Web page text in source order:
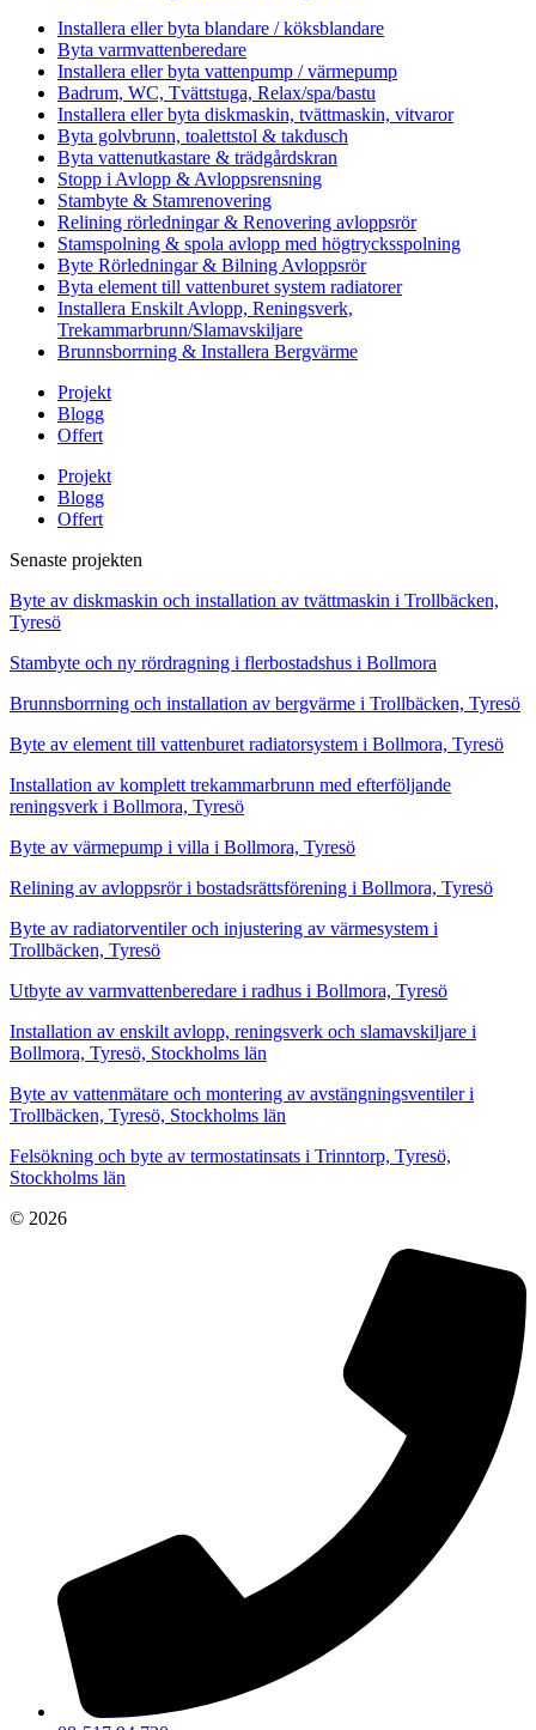
Installera eller byta blandare / köksblandare
Byta varmvattenberedare
Installera eller byta vattenpump / värmepump
Badrum, WC, Tvättstuga, Relax/spa/bastu
Installera eller byta diskmaskin, tvättmaskin, vitvaror
Byta golvbrunn, toalettstol & takdusch
Byta vattenutkastare & trädgårdskran
Stopp i Avlopp & Avloppsrensning
Stambyte & Stamrenovering
Relining rörledningar & Renovering avloppsrör
Stamspolning & spola avlopp med högtrycksspolning
Byte Rörledningar & Bilning Avloppsrör
Byta element till vattenburet system radiatorer
Installera Enskilt Avlopp, Reningsverk,
Trekammarbrunn/Slamavskiljare
Brunnsborrning & Installera Bergvärme
Projekt
Blogg
Offert
Projekt
Blogg
Offert
Senaste projekten
Byte av diskmaskin och installation av tvättmaskin i Trollbäcken,
Tyresö
Stambyte och ny rördragning i flerbostadshus i Bollmora
Brunnsborrning och installation av bergvärme i Trollbäcken, Tyresö
Byte av element till vattenburet radiatorsystem i Bollmora, Tyresö
Installation av komplett trekammarbrunn med efterföljande
reningsverk i Bollmora, Tyresö
Byte av värmepump i villa i Bollmora, Tyresö
Relining av avloppsrör i bostadsrättsförening i Bollmora, Tyresö
Byte av radiatorventiler och injustering av värmesystem i
Trollbäcken, Tyresö
Utbyte av varmvattenberedare i radhus i Bollmora, Tyresö
Installation av enskilt avlopp, reningsverk och slamavskiljare i
Bollmora, Tyresö, Stockholms län
Byte av vattenmätare och montering av avstängningsventiler i
Trollbäcken, Tyresö, Stockholms län
Felsökning och byte av termostatinsats i Trinntorp, Tyresö,
Stockholms län
© 2026